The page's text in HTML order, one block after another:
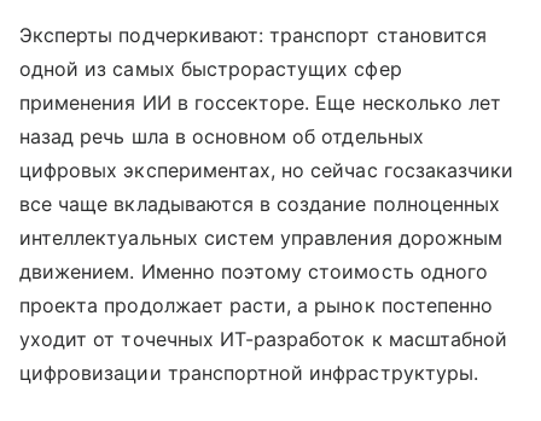
Эксперты подчеркивают: транспорт становится
одной из самых быстрорастущих сфер
применения ИИ в госсекторе. Еще несколько лет
назад речь шла в основном об отдельных
цифровых экспериментах, но сейчас госзаказчики
все чаще вкладываются в создание полноценных
интеллектуальных систем управления дорожным
движением. Именно поэтому стоимость одного
проекта продолжает расти, а рынок постепенно
уходит от точечных ИТ-разработок к масштабной
цифровизации транспортной инфраструктуры.